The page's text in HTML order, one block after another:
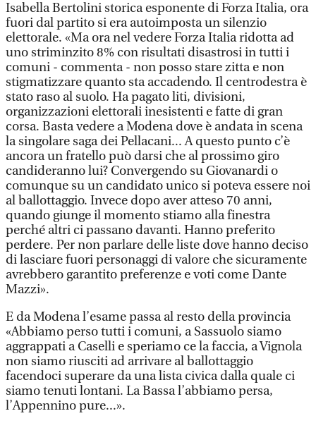
Isabella Bertolini storica esponente di Forza Italia, ora
fuori dal partito si era autoimposta un silenzio
elettorale. «Ma ora nel vedere Forza Italia ridotta ad
uno striminzito 8% con risultati disastrosi in tutti i
comuni - commenta - non posso stare zitta e non
stigmatizzare quanto sta accadendo. Il centrodestra è
stato raso al suolo. Ha pagato liti, divisioni,
organizzazioni elettorali inesistenti e fatte di gran
corsa. Basta vedere a Modena dove è andata in scena
la singolare saga dei Pellacani... A questo punto c’è
ancora un fratello può darsi che al prossimo giro
candideranno lui? Convergendo su Giovanardi o
comunque su un candidato unico si poteva essere noi
al ballottaggio. Invece dopo aver atteso 70 anni,
quando giunge il momento stiamo alla finestra
perché altri ci passano davanti. Hanno preferito
perdere. Per non parlare delle liste dove hanno deciso
di lasciare fuori personaggi di valore che sicuramente
avrebbero garantito preferenze e voti come Dante
Mazzi».
E da Modena l’esame passa al resto della provincia
«Abbiamo perso tutti i comuni, a Sassuolo siamo
aggrappati a Caselli e speriamo ce la faccia, a Vignola
non siamo riusciti ad arrivare al ballottaggio
facendoci superare da una lista civica dalla quale ci
siamo tenuti lontani. La Bassa l’abbiamo persa,
l’Appennino pure...».